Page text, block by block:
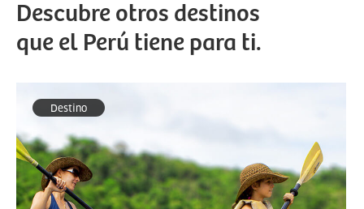
Descubre otros destinos
que el Perú tiene para ti.
Destino